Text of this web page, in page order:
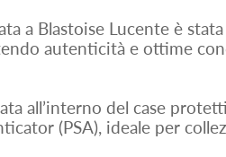
a Blastoise Lucente è
autenticità e ottime
all’interno del case
(PSA), ideale per